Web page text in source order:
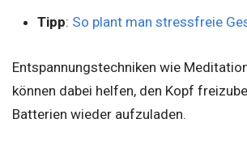
Tipp: So plant man stressfreie
Entspannungstechniken wie
können dabei helfen, den Kopf
Batterien wieder aufzuladen.